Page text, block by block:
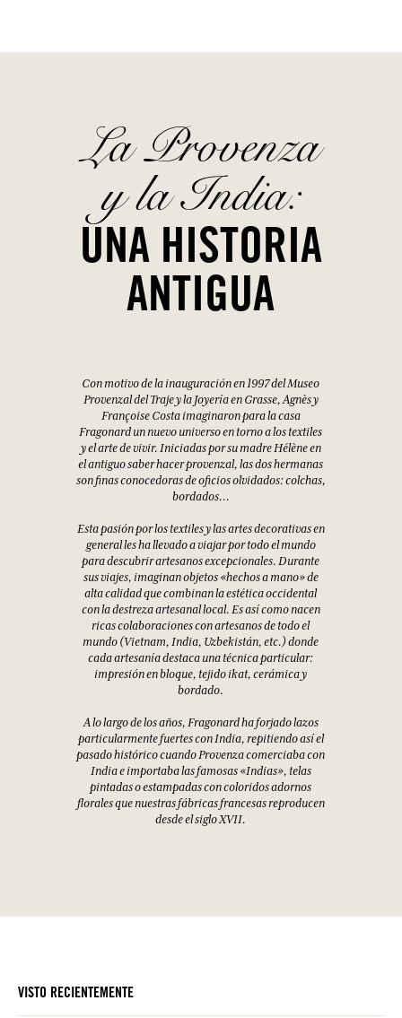
La Provenza
y la India:
UNA HISTORIA
ANTIGUA
Con motivo de la inauguración en 1997 del Museo
Provenzal del Traje y la Joyería en Grasse, Agnès y
Françoise Costa imaginaron para la casa
Fragonard un nuevo universo en torno a los textiles
y el arte de vivir. Iniciadas por su madre Hélène en
el antiguo saber hacer provenzal, las dos hermanas
son finas conocedoras de oficios olvidados: colchas,
bordados...
Esta pasión por los textiles y las artes decorativas en
general les ha llevado a viajar por todo el mundo
para descubrir artesanos excepcionales. Durante
sus viajes, imaginan objetos «hechos a mano» de
alta calidad que combinan la estética occidental
con la destreza artesanal local. Es así como nacen
ricas colaboraciones con artesanos de todo el
mundo (Vietnam, India, Uzbekistán, etc.) donde
cada artesanía destaca una técnica particular:
impresión en bloque, tejido ikat, cerámica y
bordado.
A lo largo de los años, Fragonard ha forjado lazos
particularmente fuertes con India, repitiendo así el
pasado histórico cuando Provenza comerciaba con
India e importaba las famosas «Indias», telas
pintadas o estampadas con coloridos adornos
florales que nuestras fábricas francesas reproducen
desde el siglo XVII.
VISTO RECIENTEMENTE